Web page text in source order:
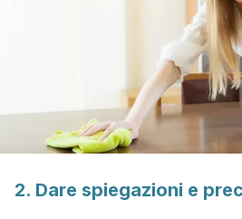
2. Dare spiegazioni e